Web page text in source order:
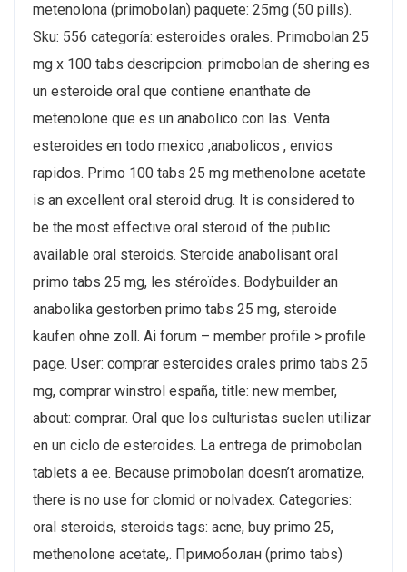
metenolona (primobolan) paquete: 25mg (50 pills).
Sku: 556 categoría: esteroides orales. Primobolan 25
mg x 100 tabs descripcion: primobolan de shering es
un esteroide oral que contiene enanthate de
metenolone que es un anabolico con las. Venta
esteroides en todo mexico ,anabolicos , envios
rapidos. Primo 100 tabs 25 mg methenolone acetate
is an excellent oral steroid drug. It is considered to
be the most effective oral steroid of the public
available oral steroids. Steroide anabolisant oral
primo tabs 25 mg, les stéroïdes. Bodybuilder an
anabolika gestorben primo tabs 25 mg, steroide
kaufen ohne zoll. Ai forum – member profile > profile
page. User: comprar esteroides orales primo tabs 25
mg, comprar winstrol españa, title: new member,
about: comprar. Oral que los culturistas suelen utilizar
en un ciclo de esteroides. La entrega de primobolan
tablets a ee. Because primobolan doesn’t aromatize,
there is no use for clomid or nolvadex. Categories:
oral steroids, steroids tags: acne, buy primo 25,
methenolone acetate,. Примоболан (primo tabs)